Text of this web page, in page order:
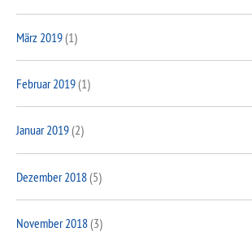
März 2019(1)
Februar 2019(1)
Januar 2019(2)
Dezember 2018(5)
November 2018(3)